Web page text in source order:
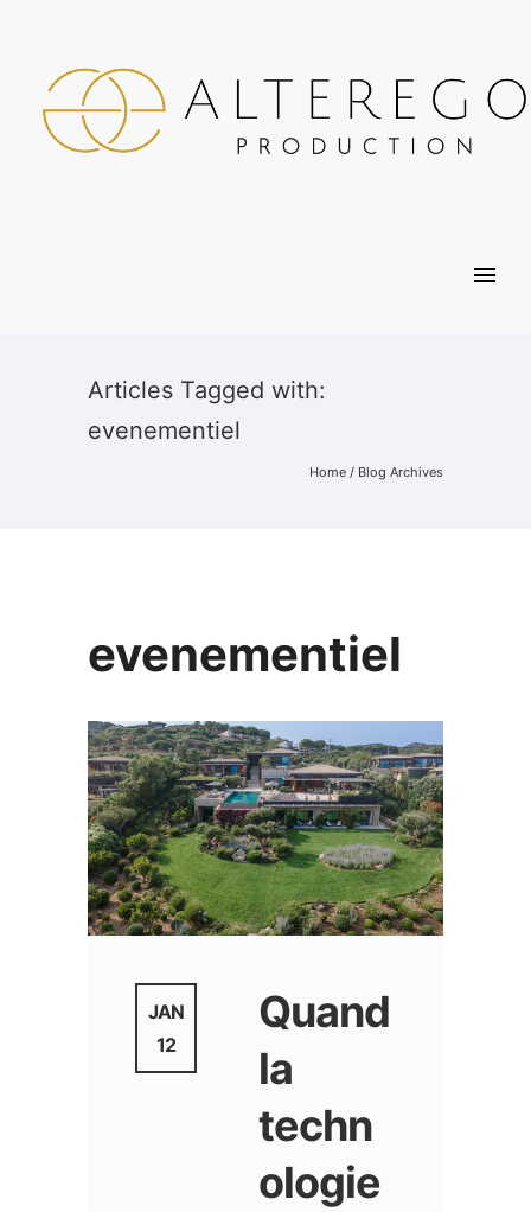
Articles Tagged with:
evenementiel
Home / Blog Archives
evenementiel
JAN
12
Quand
la
techn
ologie